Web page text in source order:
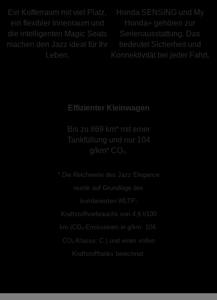
Ein Kofferraum mit viel Platz,
ein flexibler Innenraum und
die intelligenten Magic Seats
machen den Jazz ideal für Ihr
Leben.
Honda SENSING und My
Honda+ gehören zur
Serienausstattung. Das
bedeutet Sicherheit und
Konnektivität bei jeder Fahrt.
Effizienter Kleinwagen
Bis zu 869 km* mit einer
Tankfüllung und nur 104
g/km* CO₂.
* Die Reichweite des Jazz Elegance
wurde auf Grundlage des
kombinierten WLTP-
Kraftstoffverbrauchs von 4,6 l/100
km (CO₂-Emissionen in g/km: 104.
CO₂-Klasse: C.) und eines vollen
Kraftstofftanks berechnet.